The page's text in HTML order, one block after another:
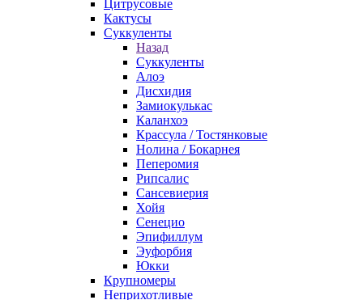
Цитрусовые
Кактусы
Суккуленты
Назад
Суккуленты
Алоэ
Дисхидия
Замиокулькас
Каланхоэ
Крассула / Тостянковые
Нолина / Бокарнея
Пеперомия
Рипсалис
Сансевиерия
Хойя
Сенецио
Эпифиллум
Эуфорбия
Юкки
Крупномеры
Неприхотливые